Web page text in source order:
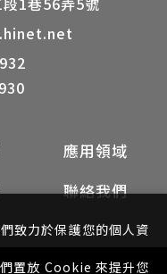
應用領域
聯絡我們
致力於保護您的個人資
置放 Cookie 來提升您